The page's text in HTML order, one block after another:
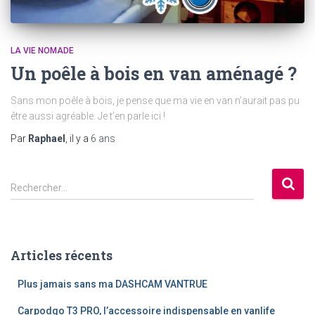
LA VIE NOMADE
Un poêle à bois en van aménagé ?
Sans mon poêle à bois, je pense que ma vie en van n’aurait pas pu
être aussi agréable. Je t’en parle ici !
Par Raphael , il y a 6 ans
R
e
r
Rechercher…
Articles récents
Plus jamais sans ma DASHCAM VANTRUE
Carpodgo T3 PRO, l’accessoire indispensable en vanlife